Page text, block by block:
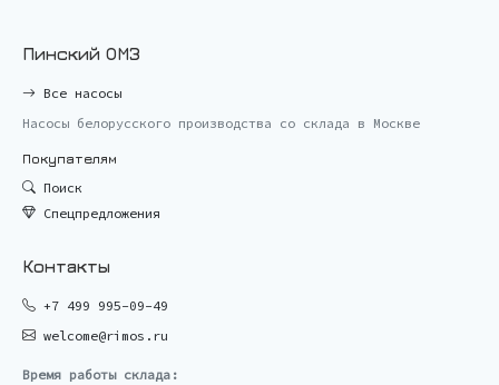
Пинский ОМЗ
Все насосы
Насосы белорусского производства со склада в Москве
Покупателям
Поиск
Спецпредложения
Контакты
+7 499 995-09-49
welcome@rimos.ru
Время работы склада: